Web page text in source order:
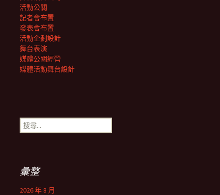
活動公關
記者會布置
發表會布置
活動企劃設計
舞台表演
媒體公關經營
媒體活動舞台設計
搜
尋
彙整
2026 年 8 月